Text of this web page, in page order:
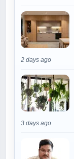
2 days ago
3 days ago